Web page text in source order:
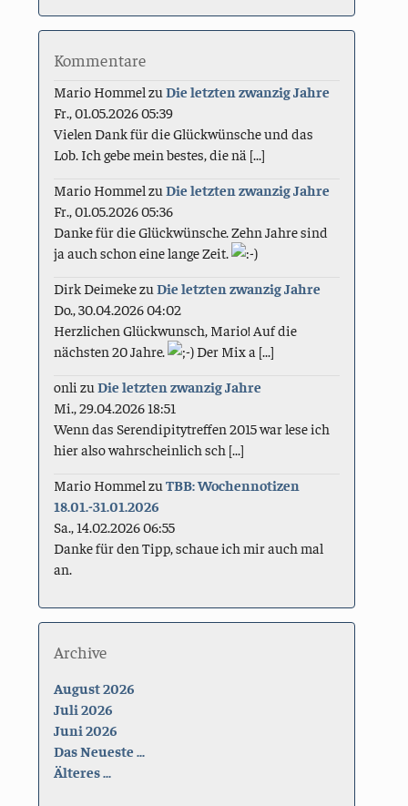
Kommentare
Mario Hommel zuDie letzten zwanzig Jahre
Fr., 01.05.2026 05:39
Vielen Dank für die Glückwünsche und das
Lob. Ich gebe mein bestes, die nä [...]
Mario Hommel zuDie letzten zwanzig Jahre
Fr., 01.05.2026 05:36
Danke für die Glückwünsche. Zehn Jahre sind
ja auch schon eine lange Zeit.
Dirk DeimekezuDie letzten zwanzig Jahre
Do., 30.04.2026 04:02
Herzlichen Glückwunsch, Mario! Auf die
nächsten 20 Jahre.
Der Mix a [...]
onli zuDie letzten zwanzig Jahre
Mi., 29.04.2026 18:51
Wenn das Serendipitytreffen 2015 war lese ich
hier also wahrscheinlich sch [...]
Mario Hommel zuTBB: Wochennotizen
18.01.-31.01.2026
Sa., 14.02.2026 06:55
Danke für den Tipp, schaue ich mir auch mal
an.
Archive
August 2026
Juli 2026
Juni 2026
Das Neueste ...
Älteres ...